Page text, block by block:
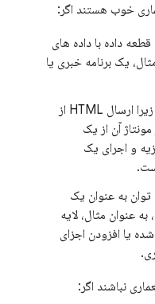
خوب هستند اگر:
داده با داده های
یک برنامه خبری یا
سرعت رندر اولیه بسیار مهم است، زیرا ارسال HTML از
آن از یک
اجرای یک
به عنوان یک
مثال، لایه
افزودن اجزای